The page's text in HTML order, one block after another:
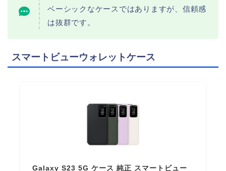
ベーシックなケースではありますが、信頼感
は抜群です。
スマートビューウォレットケース
Galaxy S23 5G ケース 純正 スマートビュー